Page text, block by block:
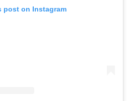
post on Instagram